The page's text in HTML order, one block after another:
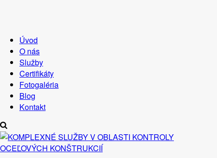
Úvod
O nás
Služby
Certifikáty
Fotogaléria
Blog
Kontakt